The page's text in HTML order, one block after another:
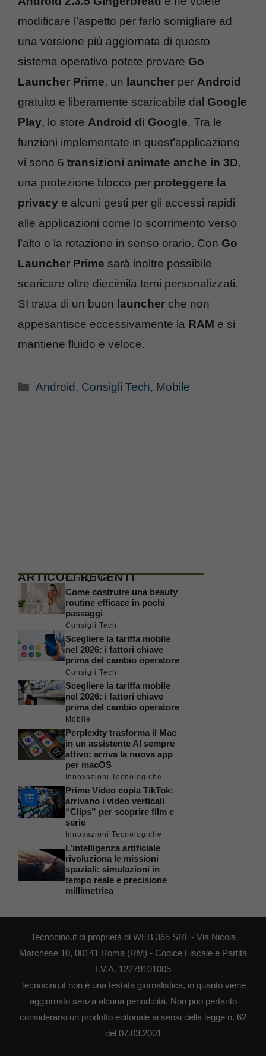
modificare l’aspetto per farlo somigliare ad
una versione più aggiornata di questo
sistema operativo potete provare Go
Launcher Prime, un launcher per Android
gratuito e liberamente scaricabile dal Google
Play, lo store Android di Google. Tra le
funzioni implementate in quest’applicazione
vi sono 6 transizioni animate anche in 3D,
una protezione blocco per proteggere la
privacy e alcuni gesti per gli accessi rapidi
alle applicazioni come lo scorrimento verso
l’alto o la rotazione in senso orario. Con Go
Launcher Prime sarà inoltre possibile
scaricare oltre diecimila temi personalizzati.
SI tratta di un buon launcher che non
appesantisce eccessivamente la RAM e si
mantiene fluido e veloce.
Categorie
Android , Consigli Tech, Mobile
ARTICOLI RECENTI
Consigli Tech
Come costruire una beauty
routine efficace in pochi
passaggi
Consigli Tech
Scegliere la tariffa mobile
nel 2026: i fattori chiave
prima del cambio operatore
Consigli Tech
Scegliere la tariffa mobile
nel 2026: i fattori chiave
prima del cambio operatore
Mobile
Perplexity trasforma il Mac
in un assistente AI sempre
attivo: arriva la nuova app
per macOS
Innovazioni Tecnologiche
Prime Video copia TikTok:
arrivano i video verticali
“Clips” per scoprire film e
serie
Innovazioni Tecnologiche
L’intelligenza artificiale
rivoluziona le missioni
spaziali: simulazioni in
tempo reale e precisione
millimetrica
Tecnocino.it di proprietà di WEB 365 SRL - Via Nicola
Marchese 10, 00141 Roma (RM) - Codice Fiscale e Partita
I.V.A. 12279101005
Tecnocino.it non è una testata giornalistica, in quanto viene
aggiornato senza alcuna periodicità. Non può pertanto
considerarsi un prodotto editoriale ai sensi della legge n. 62
del 07.03.2001